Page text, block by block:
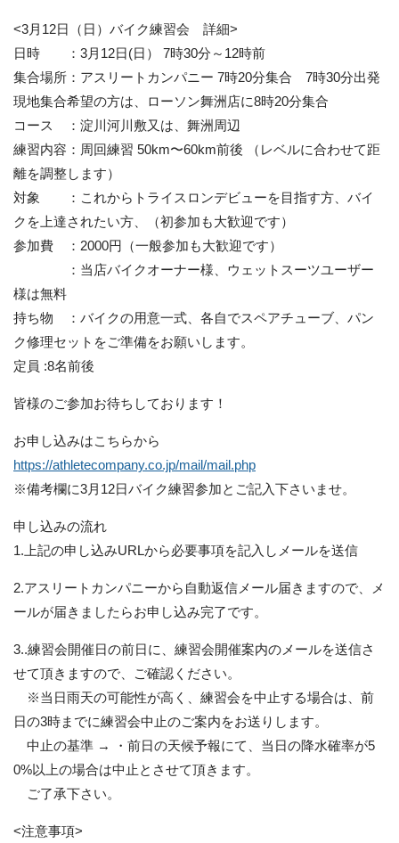
<3月12日（日）バイク練習会 詳細>
日時 ：3月12日(日） 7時30分～12時前
集合場所：アスリートカンパニー 7時20分集合 7時30分出発
現地集合希望の方は、ローソン舞洲店に8時20分集合
コース ：淀川河川敷又は、舞洲周辺
練習内容：周回練習 50km〜60km前後 （レベルに合わせて距
離を調整します）
対象 ：これからトライスロンデビューを目指す方、バイ
クを上達されたい方、（初参加も大歓迎です）
参加費 ：2000円（一般参加も大歓迎です）
：当店バイクオーナー様、ウェットスーツユーザー
様は無料
持ち物 ：バイクの用意一式、各自でスペアチューブ、パン
ク修理セットをご準備をお願いします。
定員 :8名前後
皆様のご参加お待ちしております！
お申し込みはこちらから
https://athletecompany.co.jp/mail/mail.php
※備考欄に3月12日バイク練習参加とご記入下さいませ。
申し込みの流れ
1.上記の申し込みURLから必要事項を記入しメールを送信
2.アスリートカンパニーから自動返信メール届きますので、メ
ールが届きましたらお申し込み完了です。
3..練習会開催日の前日に、練習会開催案内のメールを送信さ
せて頂きますので、ご確認ください。
※当日雨天の可能性が高く、練習会を中止する場合は、前
日の3時までに練習会中止のご案内をお送りします。
中止の基準 → ・前日の天候予報にて、当日の降水確率が5
0%以上の場合は中止とさせて頂きます。
ご了承下さい。
<注意事項>